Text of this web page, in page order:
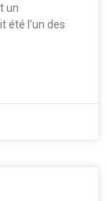
un
été l’un des